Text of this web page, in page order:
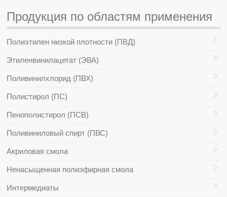
Продукция по областям применения
Полиэтилен низкой плотности (ПВД)
Этиленвинилацетат (ЭВА)
Поливинилхлорид (ПВХ)
Полистирол (ПС)
Пенополистирол (ПСВ)
Поливиниловый спирт (ПВС)
Акриловая смола
Ненасыщенная полиэфирная смола
Интермедиаты